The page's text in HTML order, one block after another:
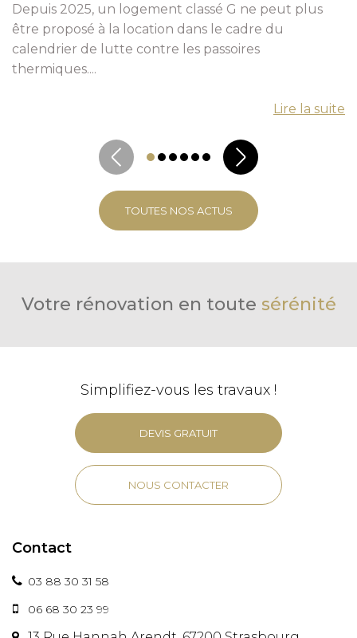
Depuis 2025, un logement classé G ne peut plus
être proposé à la location dans le cadre du
calendrier de lutte contre les passoires
thermiques....
Lire la suite
TOUTES NOS ACTUS
Votre rénovation en toute sérénité
Simplifiez-vous les travaux !
DEVIS GRATUIT
NOUS CONTACTER
Contact
03 88 30 31 58
06 68 30 23 99